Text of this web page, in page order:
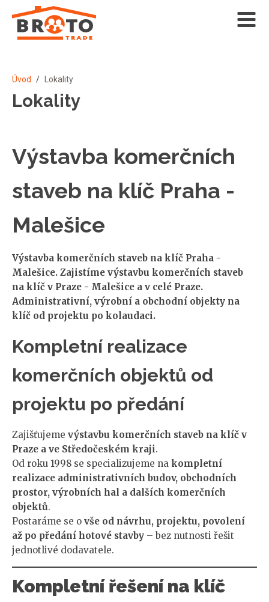
Úvod / Lokality
Lokality
Výstavba komerčních
staveb na klíč Praha -
Malešice
Výstavba komerčních staveb na klíč Praha -
Malešice. Zajistíme výstavbu komerčních staveb
na klíč v Praze - Malešice a v celé Praze.
Administrativní, výrobní a obchodní objekty na
klíč od projektu po kolaudaci.
Kompletní realizace
komerčních objektů od
projektu po předání
Zajišťujeme výstavbu komerčních staveb na klíč v
Praze a ve Středočeském kraji.
Od roku 1998 se specializujeme na kompletní
realizace administrativních budov, obchodních
prostor, výrobních hal a dalších komerčních
objektů.
Postaráme se o vše od návrhu, projektu, povolení
až po předání hotové stavby – bez nutnosti řešit
jednotlivé dodavatele.
Kompletní řešení na klíč